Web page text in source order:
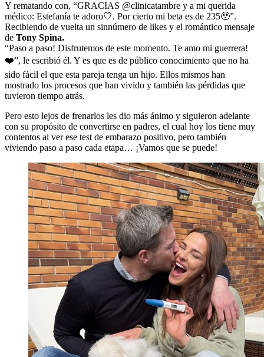
Y rematando con, “GRACIAS @clinicatambre y a mi querida
médico: Estefanía te adoro🤍. Por cierto mi beta es de 235🥹”.
Recibiendo de vuelta un sinnúmero de likes y el romántico mensaje
de Tony Spina.
“Paso a paso! Disfrutemos de este momento. Te amo mi guerrera!
❤️”, le escribió él. Y es que es de público conocimiento que no ha
sido fácil el que esta pareja tenga un hijo. Ellos mismos han
mostrado los procesos que han vivido y también las pérdidas que
tuvieron tiempo atrás.
Pero esto lejos de frenarlos les dio más ánimo y siguieron adelante
con su propósito de convertirse en padres, el cual hoy los tiene muy
contentos al ver ese test de embarazo positivo, pero también
viviendo paso a paso cada etapa… ¡Vamos que se puede!